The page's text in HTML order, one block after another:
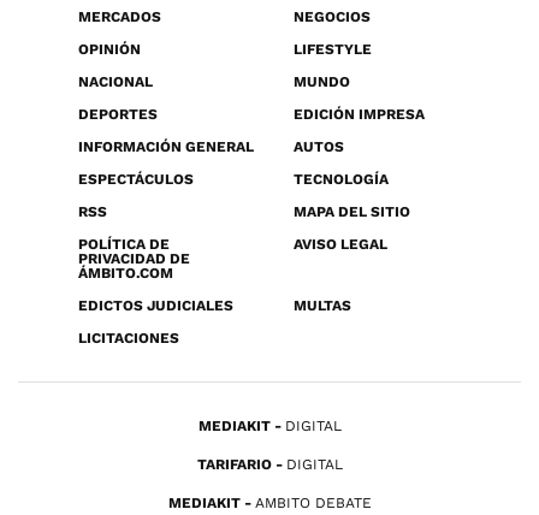
MERCADOS
NEGOCIOS
OPINIÓN
LIFESTYLE
NACIONAL
MUNDO
DEPORTES
EDICIÓN IMPRESA
INFORMACIÓN GENERAL
AUTOS
ESPECTÁCULOS
TECNOLOGÍA
RSS
MAPA DEL SITIO
POLÍTICA DE
PRIVACIDAD DE
ÁMBITO.COM
AVISO LEGAL
EDICTOS JUDICIALES
MULTAS
LICITACIONES
MEDIAKIT DIGITAL
TARIFARIO DIGITAL
MEDIAKIT AMBITO DEBATE